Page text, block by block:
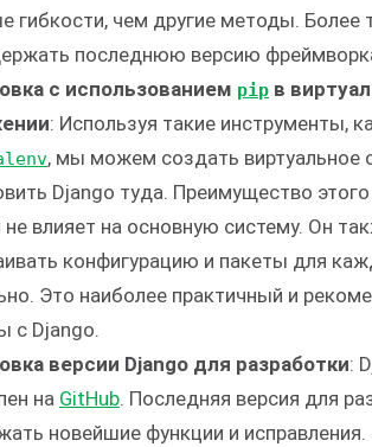
гибкости, чем другие методы. Более
последнюю версию
с использованием pip в
: Используя такие инструменты,
, мы можем создать виртуальное
Django туда. Преимущество
не влияет на основную систему. Он
конфигурацию и пакеты для
Это наиболее практичный и
с Django.
версии Django для разработки:
на GitHub. Последняя версия для
новейшие функции и